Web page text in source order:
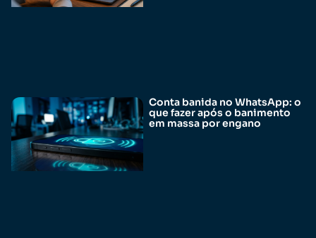
Conta banida no WhatsApp: o
que fazer após o banimento
em massa por engano